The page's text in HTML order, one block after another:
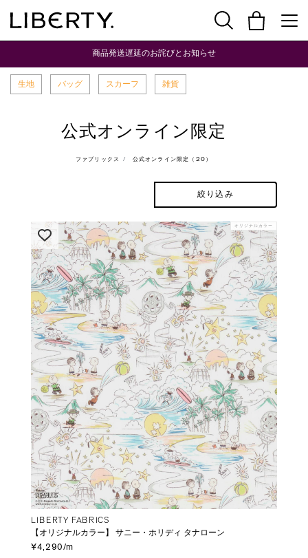
商品発送遅延のお詫びとお知らせ
生地 バッグ スカーフ 雑貨
公式オンライン限定
ファブリックス 公式オンライン限定（20）
絞り込み
オリジナルカラー
LIBERTY FABRICS
【オリジナルカラー】 サニー・ホリディ タナローン
¥4,290/m